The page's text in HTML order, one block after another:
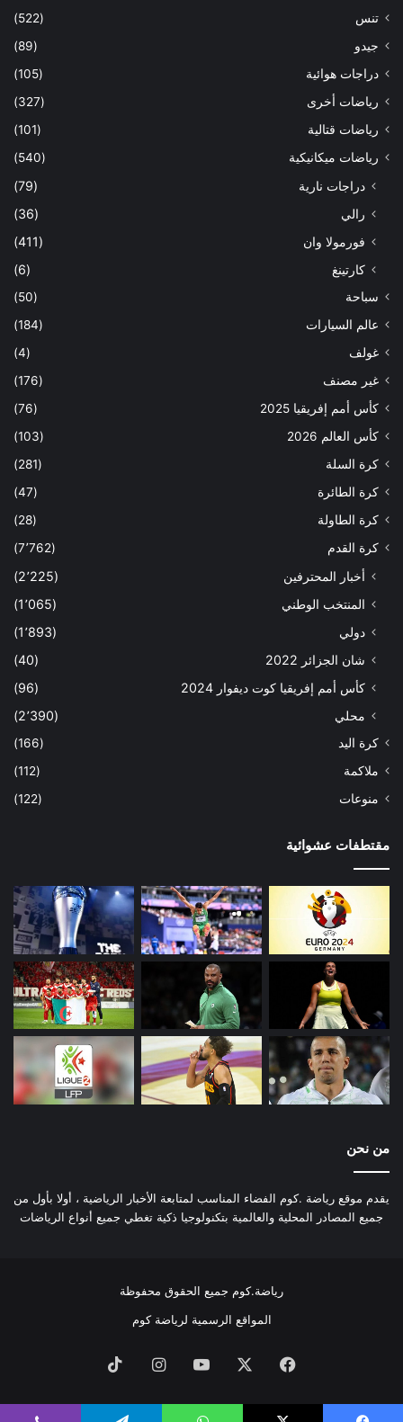
تنس
(522)
جيدو
(89)
دراجات هوائية
(105)
رياضات أخرى
(327)
رياضات قتالية
(101)
رياضات ميكانيكية
(540)
دراجات نارية
(79)
رالي
(36)
فورمولا وان
(411)
كارتينغ
(6)
سباحة
(50)
عالم السيارات
(184)
غولف
(4)
غير مصنف
(176)
كأس أمم إفريقيا 2025
(76)
كأس العالم 2026
(103)
كرة السلة
(281)
كرة الطائرة
(47)
كرة الطاولة
(28)
كرة القدم
(7٬762)
أخبار المحترفين
(2٬225)
المنتخب الوطني
(1٬065)
دولي
(1٬893)
شان الجزائر 2022
(40)
كأس أمم إفريقيا كوت ديفوار 2024
(96)
محلي
(2٬390)
كرة اليد
(166)
ملاكمة
(112)
منوعات
(122)
مقتطفات عشوائية
من نحن
يقدم موقع رياضة .كوم الفضاء المناسب لمتابعة الأخبار الرياضية ، أولا بأول من
جميع المصادر المحلية والعالمية بتكنولوجيا ذكية تغطي جميع أنواع الرياضات
رياضة.كوم جميع الحقوق محفوظة
المواقع الرسمية لرياضة كوم
فيسبوك ‫YouTubeانستقرام